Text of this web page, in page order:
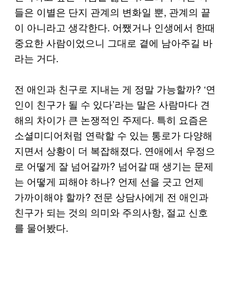
들은 이별은 단지 관계의 변화일 뿐, 관계의 끝
이 아니라고 생각한다. 어쨌거나 인생에서 한때
중요한 사람이었으니 그대로 곁에 남아주길 바
라는 거다.
전 애인과 친구로 지내는 게 정말 가능할까? ‘연
인이 친구가 될 수 있다’라는 말은 사람마다 견
해의 차이가 큰 논쟁적인 주제다. 특히 요즘은
소셜미디어처럼 연락할 수 있는 통로가 다양해
지면서 상황이 더 복잡해졌다. 연애에서 우정으
로 어떻게 잘 넘어갈까? 넘어갈 때 생기는 문제
는 어떻게 피해야 하나? 언제 선을 긋고 언제
가까이해야 할까? 전문 상담사에게 전 애인과
친구가 되는 것의 의미와 주의사항, 절교 신호
를 물어봤다.